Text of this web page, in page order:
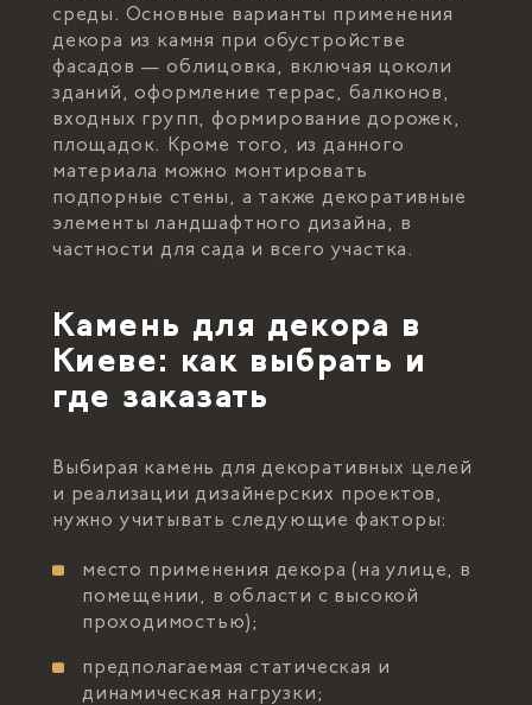
среды. Основные варианты применения
декора из камня при обустройстве
фасадов — облицовка, включая цоколи
зданий, оформление террас, балконов,
входных групп, формирование дорожек,
площадок. Кроме того, из данного
материала можно монтировать
подпорные стены, а также декоративные
элементы ландшафтного дизайна, в
частности для сада и всего участка.
Камень для декора в
Киеве: как выбрать и
где заказать
Выбирая камень для декоративных целей
и реализации дизайнерских проектов,
нужно учитывать следующие факторы:
место применения декора (на улице, в
помещении, в области с высокой
проходимостью);
предполагаемая статическая и
динамическая нагрузки;